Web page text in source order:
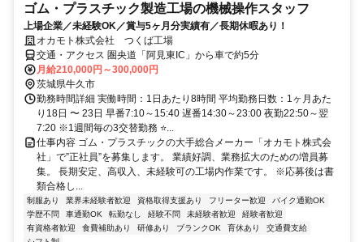
ゴム・プラスチック製造工場の機械操作スタッフ
上場企業／未経験OK／賞与5ヶ月分実績有／長期休暇あり！
オカモト株式会社 つくば工場
交通・アクセス 圏央道「阿見東IC」から車で約5分
月給210,000円～300,000円
茨城県牛久市
勤務時間詳細 実働時間：1日あたり8時間 平均勤務日数：1ヶ月あた
り18日 〜 23日 早番7:10～15:40 遅番14:30～23:00 夜勤22:50～翌
7:20 ※1週間毎の3交替勤務 ⭐️...
仕事内容 ゴム・プラスチックの大手総合メーカー「オカモト株式会
社」で”正社員”を募集します。 業績好調、業務拡大のための増員募
集。 長期安定、高収入、未経験可の工場内作業です。 ※応募後は書
類合格し...
制服あり 業界未経験者歓迎 資格取得支援あり フリーター歓迎
バイク通勤OK
学歴不問
車通勤OK 転勤なし 経験不問 未経験者歓迎
経験者歓迎
有資格者歓迎
食費補助あり 研修あり ブランクOK 育休あり
交通費支給